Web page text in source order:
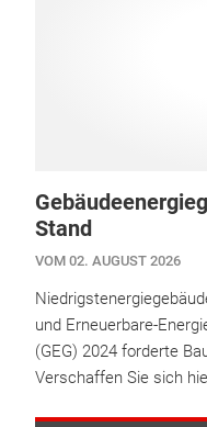
Stand
VOM 02. AUGUST 2026
und Erneuerbare-
(GEG) 2024 forderte
Verschaffen Sie sich